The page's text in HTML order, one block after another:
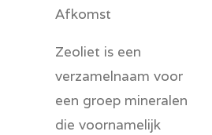
Afkomst
Zeoliet is een
verzamelnaam voor
een groep mineralen
die voornamelijk